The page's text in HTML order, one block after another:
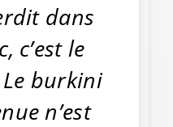
dans
c’est le
burkini
n’est